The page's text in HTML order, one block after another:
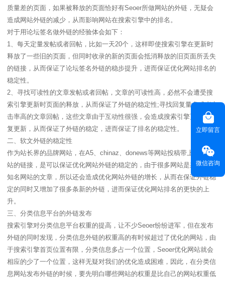
质量差的页面，如果被释放的页面恰好有Seoer所做网站的外链，无疑会
造成网站外链的减少，从而影响网站在搜索引擎中的排名。
对于用论坛签名做外链的经验体会如下：
1、每天定量发帖或者回帖，比如一天20个，这样即使搜索引擎在更新时
释放了一些旧的页面，但同时收录的新的页面会抵消释放的旧页面所丢失
的链接，从而保证了论坛签名外链的稳步提升，进而保证优化网站排名的
稳定性。
2、寻找可读性的文章发帖或者回帖，文章的可读性高，必然不会遭受搜
索引擎更新时页面的释放，从而保证了外链的稳定性;寻找回复量多或者点
击率高的文章回帖，这些文章由于互动性很强，会造成搜索引擎更新时反
复更新，从而保证了外链的稳定，进而保证了排名的稳定性。
二、软文外链的稳定性
作为站长界的品牌网站，在A5、chinaz、donews等网站投稿带上优化网
站的链接，是可以保证优化网站外链的稳定的，由于很多网站是采集这些
知名网站的文章，所以还会造成优化网站外链的增长，从而在保证外链稳
定的同时又增加了很多条新的外链，进而保证优化网站排名的更快的上
升。
三、分类信息平台的外链发布
搜索引擎对分类信息平台权重的提高，让不少Seoer纷纷进军，但在发布
外链的同时发现，分类信息外链的权重高的有时候超过了优化的网站，由
于搜索引擎首页位置有限，分类信息多占一个位置，Seoer优化网站就会
相应的少了一个位置，这样无疑对我们的优化造成困难，因此，在分类信
息网站发布外链的时候，要先明白哪些网站的权重是比自己的网站权重低
立即留言
微信咨询